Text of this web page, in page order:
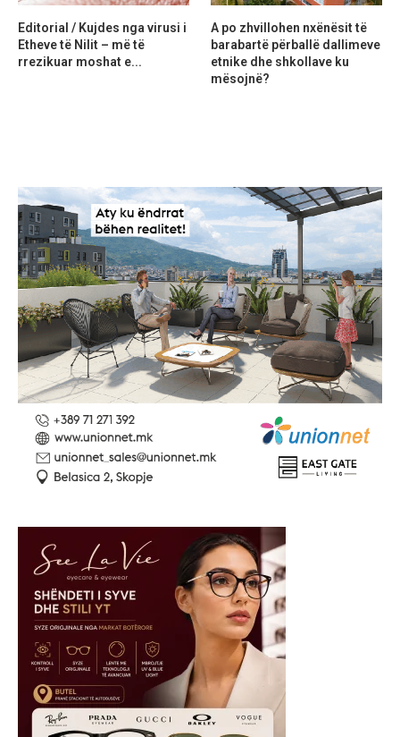
Editorial / Kujdes nga virusi i
Etheve të Nilit – më të
rrezikuar moshat e...
A po zhvillohen nxënësit të
barabartë përballë dallimeve
etnike dhe shkollave ku
mësojnë?